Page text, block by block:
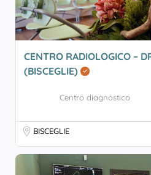
CENTRO RADIOLOGICO –
(BISCEGLIE)
Centro diagnostico
BISCEGLIE